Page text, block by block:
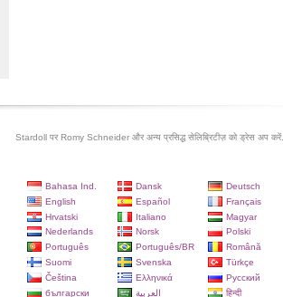
Stardoll पर Romy Schneider और अन्य प्रसिद्ध सेलिब्रिटीज़ को ड्रेस अप करें.
Bahasa Ind. Dansk
Deutsch
English
Español
Français
Hrvatski
Italiano
Magyar
Nederlands
Norsk
Polski
Português
Português/BR
Română
Suomi
Svenska
Türkçe
Čeština
Ελληνικά
Русский
български
العربية हिन्दी